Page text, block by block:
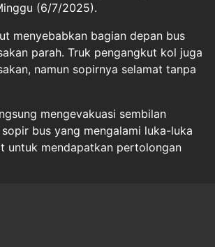
(6/7/2025).
menyebabkan bagian depan bus
parah. Truk pengangkut kol juga
namun sopirnya selamat tanpa
mengevakuasi sembilan
bus yang mengalami luka-luka
untuk mendapatkan pertolongan